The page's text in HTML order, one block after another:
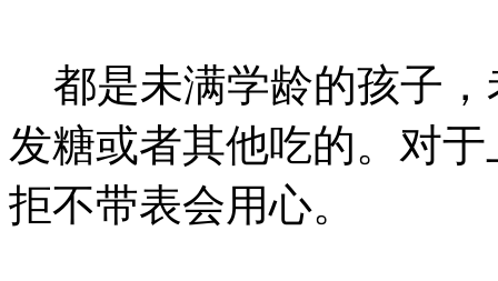
都是未满学龄的孩子，
发糖或者其他吃的。对
拒不带表会用心。